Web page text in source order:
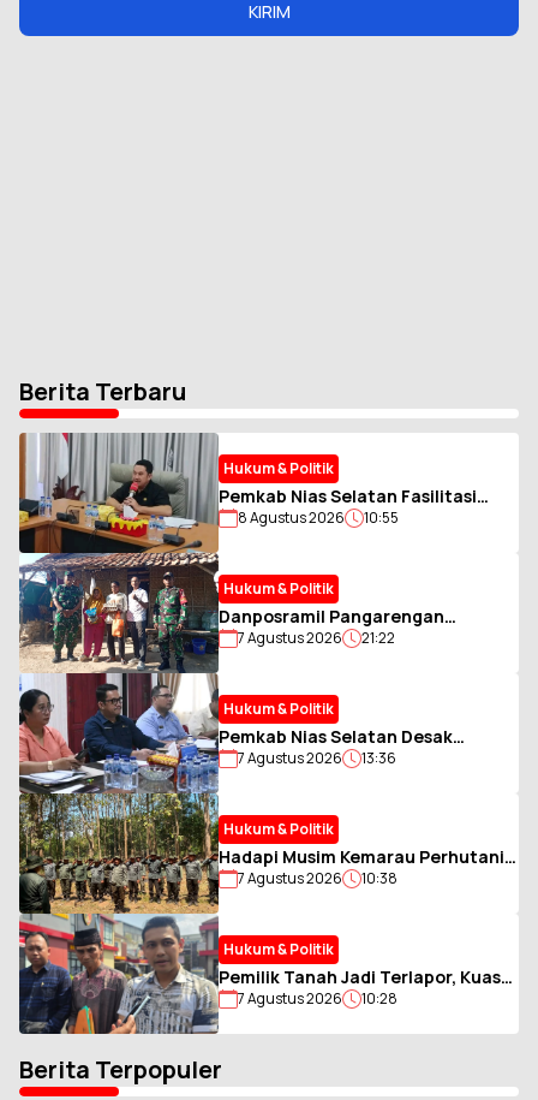
KIRIM
Berita Terbaru
Hukum & Politik
Pemkab Nias Selatan Fasilitasi
Pengumpulan Zakat ASN Muslim,
8 Agustus 2026 10:55
Hukum & Politik
Danposramil Pangarengan
Gandeng AWAS Salurkan Bantuan
7 Agustus 2026 21:22
Hukum & Politik
Pemkab Nias Selatan Desak
Tambahan Kuota LPG 3 Kg, Soroti
Aktivitas Warga
7 Agustus 2026 13:36
Hukum & Politik
Hadapi Musim Kemarau Perhutani
Bondowoso Gelar Simulasi
7 Agustus 2026 10:38
Hukum & Politik
Pemilik Tanah Jadi Terlapor, Kuasa
Hukum Minta Pembuktian Akta Jual
7 Agustus 2026 10:28
Berita Terpopuler